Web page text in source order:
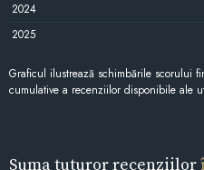
2024
2025
Graficul ilustrează schimbările scorului
cumulative a recenziilor disponibile ale
Suma tuturor recenziilor